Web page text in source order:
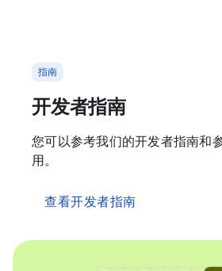
指南
开发者指南
您可以参考我们的开发者指南和
用。
查看开发者指南